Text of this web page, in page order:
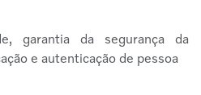
garantia da segurança da
e autenticação de pessoa